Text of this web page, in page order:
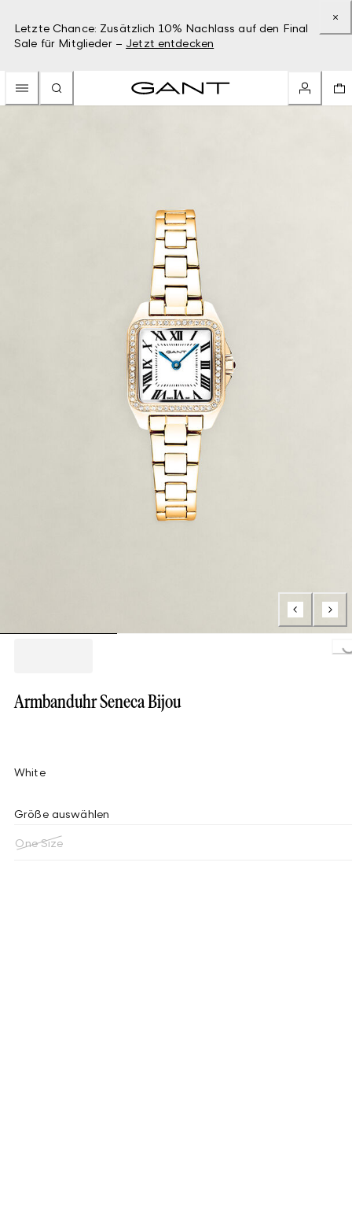
Letzte Chance: Zusätzlich 10% Nachlass auf den Final
Sale für Mitglieder – Jetzt entdecken
Armbanduhr Seneca Bijou
White
Größe auswählen
One Size